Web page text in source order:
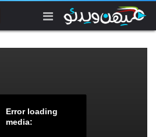
Error loading
media: